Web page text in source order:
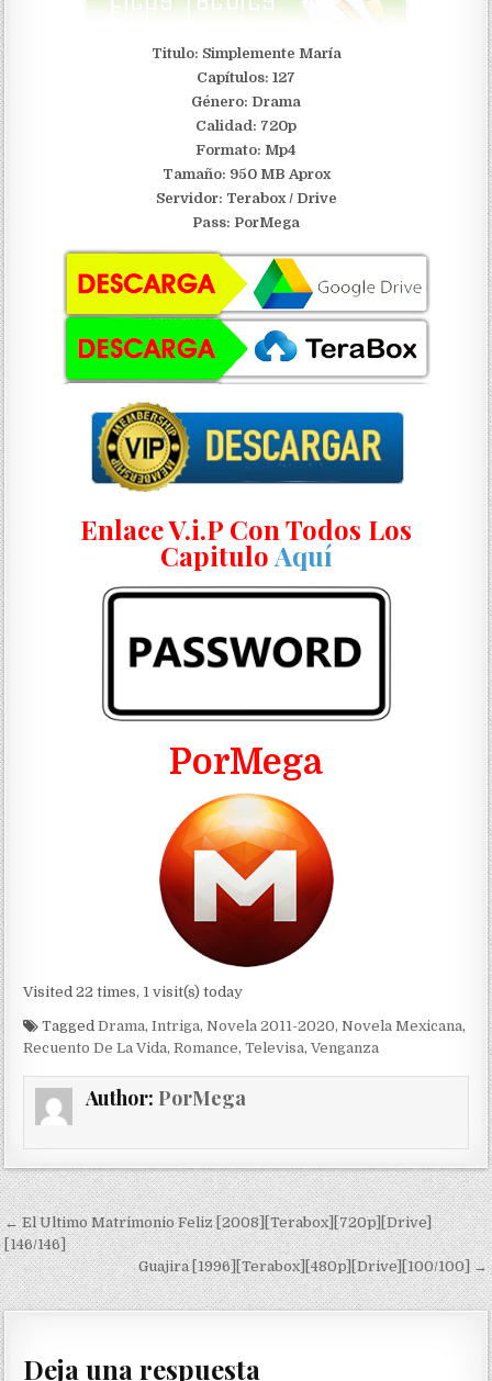
Titulo: Simplemente María
Capítulos: 127
Género: Drama
Calidad: 720p
Formato: Mp4
Tamaño: 950 MB Aprox
Servidor: Terabox / Drive
Pass: PorMega
Enlace V.i.P Con Todos Los
CapituloAquí
PorMega
Visited 22 times, 1 visit(s) today
TaggedDrama,Intriga,Novela 2011-2020,Novela Mexicana,
Recuento De La Vida,Romance,Televisa,Venganza
Author: PorMega
Navegación de entradas
← El Ultimo Matrimonio Feliz [2008][Terabox][720p][Drive]
[146/146]
Guajira [1996][Terabox][480p][Drive][100/100] →
Deja una respuesta